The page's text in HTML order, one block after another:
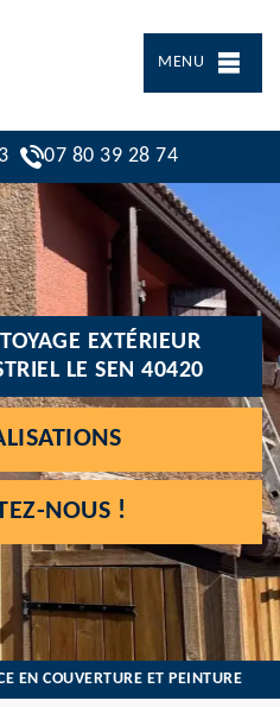
MENU
07 80 39 28 74
EXTÉRIEUR
LE SEN 40420
NOUS !
EN COUVERTURE ET PEINTURE